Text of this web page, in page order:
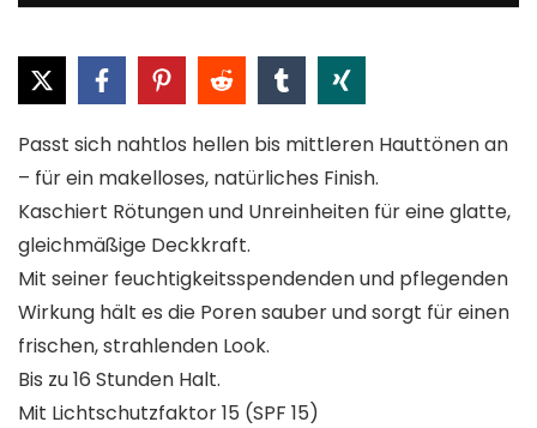
Passt sich nahtlos hellen bis mittleren Hauttönen an
– für ein makelloses, natürliches Finish.
Kaschiert Rötungen und Unreinheiten für eine glatte,
gleichmäßige Deckkraft.
Mit seiner feuchtigkeitsspendenden und pflegenden
Wirkung hält es die Poren sauber und sorgt für einen
frischen, strahlenden Look.
Bis zu 16 Stunden Halt.
Mit Lichtschutzfaktor 15 (SPF 15)